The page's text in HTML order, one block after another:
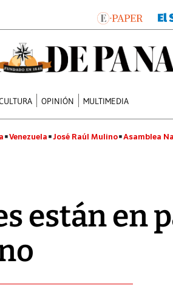
OPINIÓN MULTIMEDIA
Venezuela José Raúl Mulino Asamblea
están en